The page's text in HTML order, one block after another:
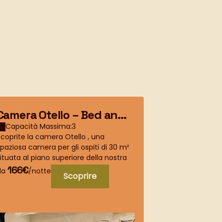
Otello – Bed and
di charme in
Capacità Massima:3
la camera Otello , una
camera per gli ospiti di 30 m²
al piano superiore della nostra
casa Justin de Provence
166€/notte Scoprire